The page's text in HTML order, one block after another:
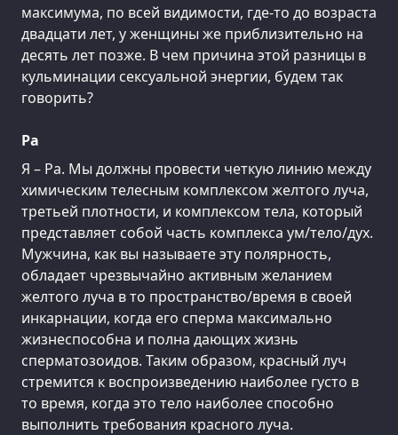
максимума, по всей видимости, где-то до возраста
двадцати лет, у женщины же приблизительно на
десять лет позже. В чем причина этой разницы в
кульминации сексуальной энергии, будем так
говорить?
Ра
Я – Ра. Мы должны провести четкую линию между
химическим телесным комплексом желтого луча,
третьей плотности, и комплексом тела, который
представляет собой часть комплекса ум/тело/дух.
Мужчина, как вы называете эту полярность,
обладает чрезвычайно активным желанием
желтого луча в то пространство/время в своей
инкарнации, когда его сперма максимально
жизнеспособна и полна дающих жизнь
сперматозоидов. Таким образом, красный луч
стремится к воспроизведению наиболее густо в
то время, когда это тело наиболее способно
выполнить требования красного луча.